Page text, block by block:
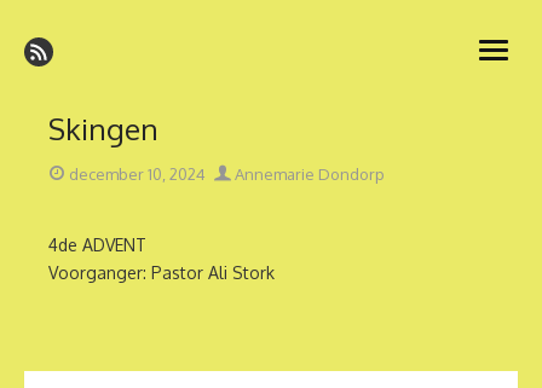
naar
de
open
Skingen
Geplaatst
december 10, 2024 Auteur
Annemarie Dondorp
4de ADVENT
Voorganger: Pastor Ali Stork